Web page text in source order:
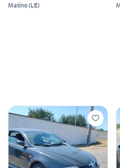
Matino(LE)